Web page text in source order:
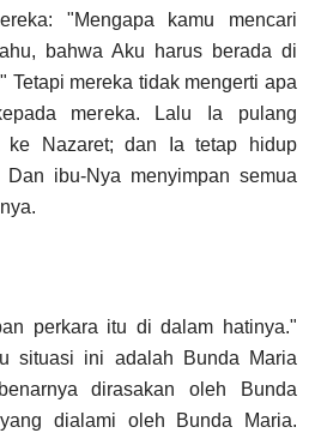
"Mengapa kamu mencari
bahwa Aku harus berada di
Tetapi mereka tidak mengerti apa
mereka. Lalu Ia pulang
ke Nazaret; dan Ia tetap hidup
ibu-Nya menyimpan semua
perkara itu di dalam hatinya."
situasi ini adalah Bunda Maria
dirasakan oleh Bunda
dialami oleh Bunda Maria.